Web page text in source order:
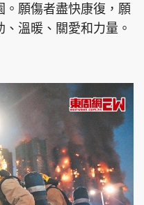
。願傷者盡快康復，願
溫暖、關愛和力量。